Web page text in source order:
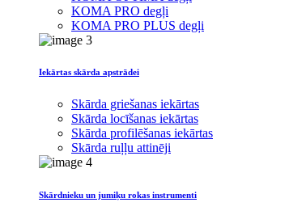
KOMA PRO degļi
KOMA PRO PLUS degļi
Iekārtas skārda apstrādei
Skārda griešanas iekārtas
Skārda locīšanas iekārtas
Skārda profilēšanas iekārtas
Skārda ruļļu attinēji
Skārdnieku un jumiķu rokas instrumenti